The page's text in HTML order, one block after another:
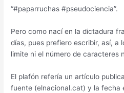
“#paparruchas #pseudociencia”.
Pero como nací en la dictadura
días, pues prefiero escribir, así, a
limite ni el número de caracteres
El plafón refería un artículo
fuente (elnacional.cat) y la fecha